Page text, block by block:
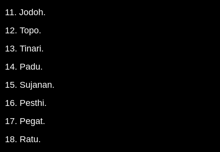
11. Jodoh.
12. Topo.
13. Tinari.
14. Padu.
15. Sujanan.
16. Pesthi.
17. Pegat.
18. Ratu.